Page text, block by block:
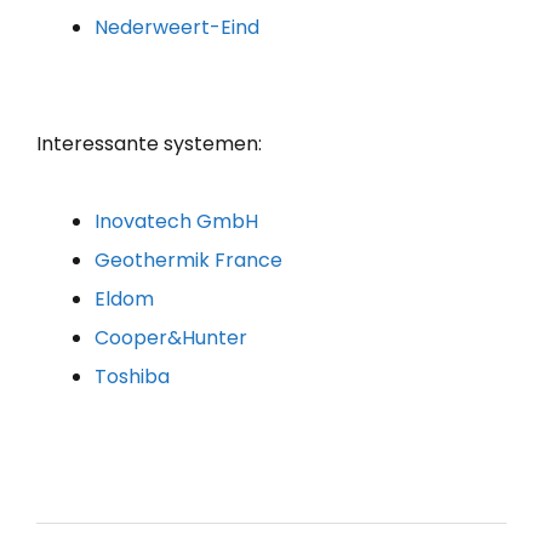
Nederweert-Eind
Interessante systemen:
Inovatech GmbH
Geothermik France
Eldom
Cooper&Hunter
Toshiba